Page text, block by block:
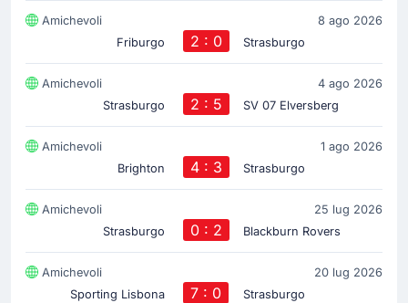
Amichevoli
8 ago 2026
Friburgo
2 : 0 Strasburgo
Amichevoli
4 ago 2026
Strasburgo
2 : 5 SV 07 Elversberg
Amichevoli
1 ago 2026
Brighton
4 : 3 Strasburgo
Amichevoli
25 lug 2026
Strasburgo
0 : 2 Blackburn Rovers
Amichevoli
20 lug 2026
Sporting Lisbona
7 : 0 Strasburgo